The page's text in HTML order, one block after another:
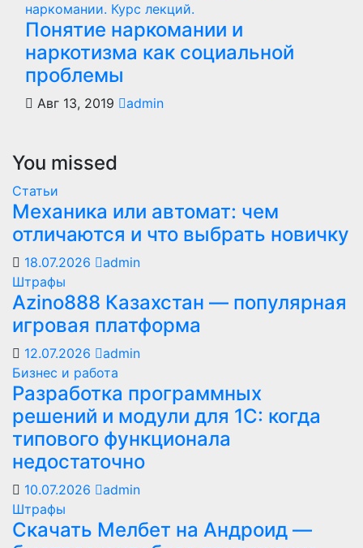
наркомании. Курс лекций.
Понятие наркомании и
наркотизма как социальной
проблемы
Авг 13, 2019 admin
You missed
Статьи
Механика или автомат: чем
отличаются и что выбрать новичку
18.07.2026
admin
Штрафы
Azino888 Казахстан — популярная
игровая платформа
12.07.2026
admin
Бизнес и работа
Разработка программных
решений и модули для 1С: когда
типового функционала
недостаточно
10.07.2026
admin
Штрафы
Скачать Мелбет на Андроид —